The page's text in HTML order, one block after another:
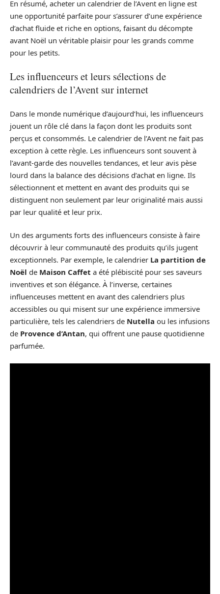
En résumé, acheter un calendrier de l’Avent en ligne est
une opportunité parfaite pour s’assurer d’une expérience
d’achat fluide et riche en options, faisant du décompte
avant Noël un véritable plaisir pour les grands comme
pour les petits.
Les influenceurs et leurs sélections de
calendriers de l’Avent sur internet
Dans le monde numérique d’aujourd’hui, les influenceurs
jouent un rôle clé dans la façon dont les produits sont
perçus et consommés. Le calendrier de l’Avent ne fait pas
exception à cette règle. Les influenceurs sont souvent à
l’avant-garde des nouvelles tendances, et leur avis pèse
lourd dans la balance des décisions d’achat en ligne. Ils
sélectionnent et mettent en avant des produits qui se
distinguent non seulement par leur originalité mais aussi
par leur qualité et leur prix.
Un des arguments forts des influenceurs consiste à faire
découvrir à leur communauté des produits qu’ils jugent
exceptionnels. Par exemple, le calendrier La partition de
Noël de Maison Caffet a été plébiscité pour ses saveurs
inventives et son élégance. À l’inverse, certaines
influenceuses mettent en avant des calendriers plus
accessibles ou qui misent sur une expérience immersive
particulière, tels les calendriers de Nutella ou les infusions
de Provence d’Antan, qui offrent une pause quotidienne
parfumée.